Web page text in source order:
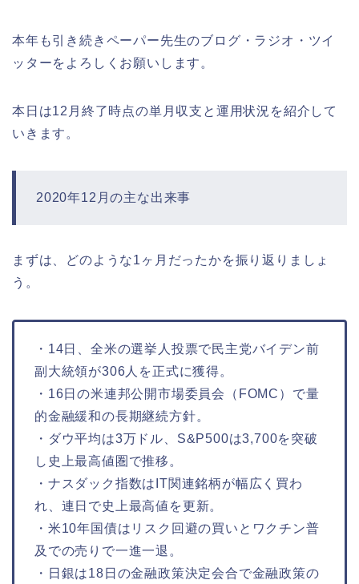
本年も引き続きペーパー先生のブログ・ラジオ・ツイ
ッターをよろしくお願いします。
本日は12月終了時点の単月収支と運用状況を紹介して
いきます。
2020年12月の主な出来事
まずは、どのような1ヶ月だったかを振り返りましょ
う。
・14日、全米の選挙人投票で民主党バイデン前
副大統領が306人を正式に獲得。
・16日の米連邦公開市場委員会（FOMC）で量
的金融緩和の長期継続方針。
・ダウ平均は3万ドル、S&P500は3,700を突破
し史上最高値圏で推移。
・ナスダック指数はIT関連銘柄が幅広く買わ
れ、連日で史上最高値を更新。
・米10年国債はリスク回避の買いとワクチン普
及での売りで一進一退。
・日銀は18日の金融政策決定会合で金融政策の